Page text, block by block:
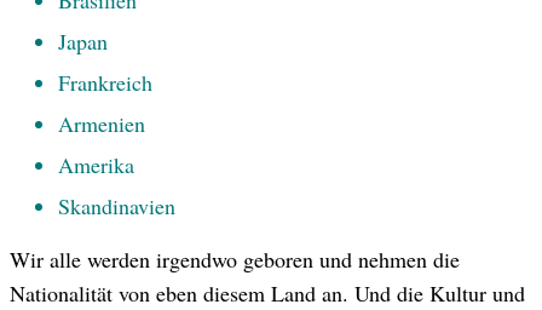
Japan
Frankreich
Armenien
Amerika
Skandinavien
Wir alle werden irgendwo geboren und nehmen die
Nationalität von eben diesem Land an. Und die Kultur und